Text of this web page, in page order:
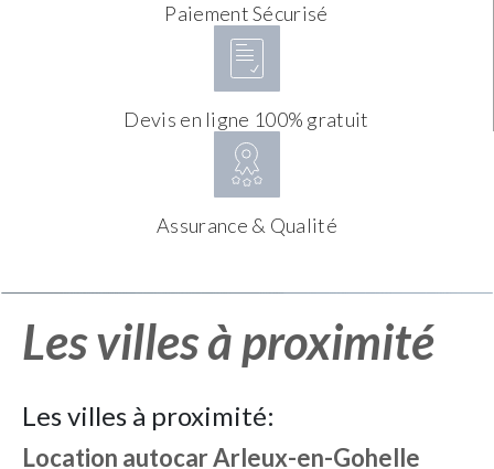
Paiement Sécurisé
Devis en ligne 100% gratuit
Assurance & Qualité
Les villes à proximité
Les villes à proximité:
Location autocarArleux-en-Gohelle